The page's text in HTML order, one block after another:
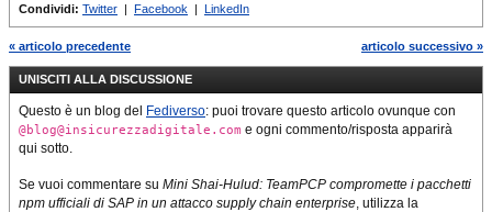
Condividi: Twitter | Facebook | LinkedIn
« articolo precedente articolo successivo »
UNISCITI ALLA DISCUSSIONE
Questo è un blog del Fediverso: puoi trovare questo articolo ovunque con
@blog@insicurezzadigitale.com e ogni commento/risposta apparirà
qui sotto.
Se vuoi commentare su Mini Shai-Hulud: TeamPCP compromette i pacchetti
npm ufficiali di SAP in un attacco supply chain enterprise , utilizza la